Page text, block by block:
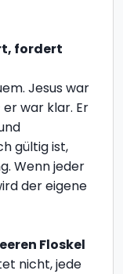
fordert
Jesus war
war klar. Er
gültig ist,
Wenn jeder
der eigene
Floskel
nicht, jede